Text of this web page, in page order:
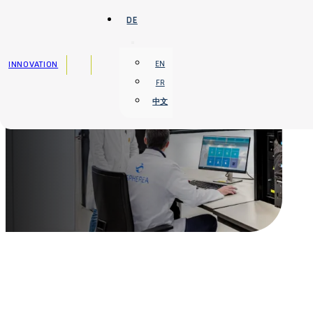
Zum Hauptinhalt springen Zum Footer springen
INNOVATION
DE
EN
FR
中文